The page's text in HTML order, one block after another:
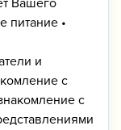
Вашего
питание •
и
с
с